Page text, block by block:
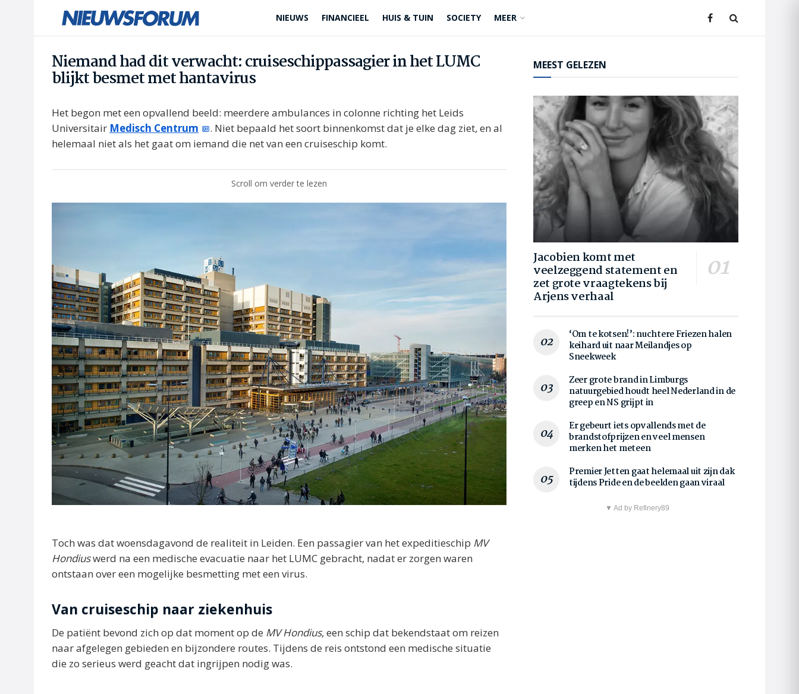
NIEUWS FINANCIEEL HUIS & TUIN SOCIETY MEER
Niemand had dit verwacht: cruiseschippassagier in het LUMC
blijkt besmet met hantavirus
Het begon met een opvallend beeld: meerdere ambulances in colonne richting het Leids
Universitair Medisch Centrum
. Niet bepaald het soort binnenkomst dat je elke dag ziet, en al
helemaal niet als het gaat om iemand die net van een cruiseschip komt.
Scroll om verder te lezen
Toch was dat woensdagavond de realiteit in Leiden. Een passagier van het expeditieschip MV
Hondiuswerd na een medische evacuatie naar het LUMC gebracht, nadat er zorgen waren
ontstaan over een mogelijke besmetting met een virus.
Van cruiseschip naar ziekenhuis
De patiënt bevond zich op dat moment op de MV Hondius, een schip dat bekendstaat om reizen
naar afgelegen gebieden en bijzondere routes. Tijdens de reis ontstond een medische situatie
die zo serieus werd geacht dat ingrijpen nodig was.
MEEST GELEZEN
Jacobien komt met
veelzeggend statement en
zet grote vraagtekens bij
Arjens verhaal
‘Om te kotsen!’: nuchtere Friezen halen
keihard uit naar Meilandjes op
Sneekweek
Zeer grote brand in Limburgs
natuurgebied houdt heel Nederland in de
greep en NS grijpt in
Er gebeurt iets opvallends met de
brandstofprijzen en veel mensen
merken het meteen
Premier Jetten gaat helemaal uit zijn dak
tijdens Pride en de beelden gaan viraal
▼ Ad by Refinery89